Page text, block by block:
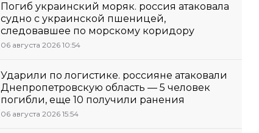
Погиб украинский моряк. россия атаковала
судно с украинской пшеницей,
следовавшее по морскому коридору
06 августа 2026 10:54
Ударили по логистике. россияне атаковали
Днепропетровскую область — 5 человек
погибли, еще 10 получили ранения
06 августа 2026 15:54